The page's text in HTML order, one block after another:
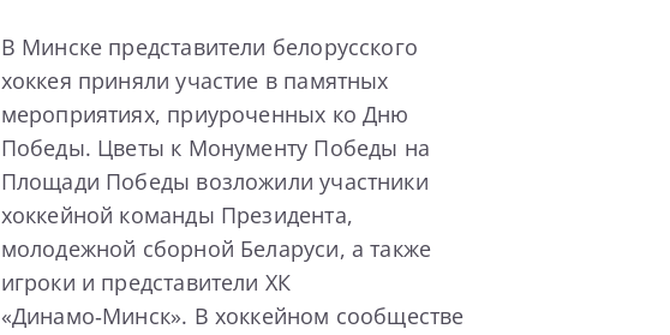
В Минске представители белорусского
хоккея приняли участие в памятных
мероприятиях, приуроченных ко Дню
Победы. Цветы к Монументу Победы на
Площади Победы возложили участники
хоккейной команды Президента,
молодежной сборной Беларуси, а также
игроки и представители ХК
«Динамо‑Минск». В хоккейном сообществе